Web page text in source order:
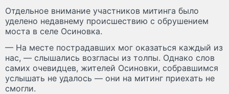
Отдельное внимание участников митинга было
уделено недавнему происшествию с обрушением
моста в селе Осиновка.
— На месте пострадавших мог оказаться каждый из
нас, — слышались возгласы из толпы. Однако слов
самих очевидцев, жителей Осиновки, собравшимся
услышать не удалось — они на митинг приехать не
смогли.